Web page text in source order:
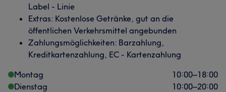
Label - Linie
Extras: Kostenlose Getränke, gut an die
öffentlichen Verkehrsmittel angebunden
Zahlungsmöglichkeiten: Barzahlung,
Kreditkartenzahlung, EC - Kartenzahlung
Montag
10:00–18:00
Dienstag
10:00–20:00